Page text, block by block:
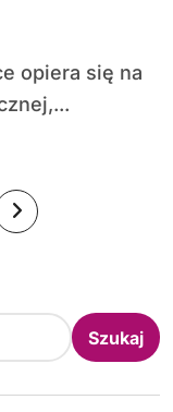
opiera się na
Szukaj